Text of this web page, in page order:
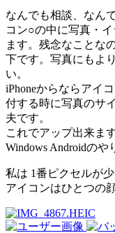
なんでも相談、なん
コン○の中に写真・
ます。残念なことな
下です。写真にもよ
い。
iPhoneからならアイ
付する時に写真のサ
夫です。
これでアップ出来ます
Windows Androidのや
私は 1番ピクセルが
アイコンはひとつの